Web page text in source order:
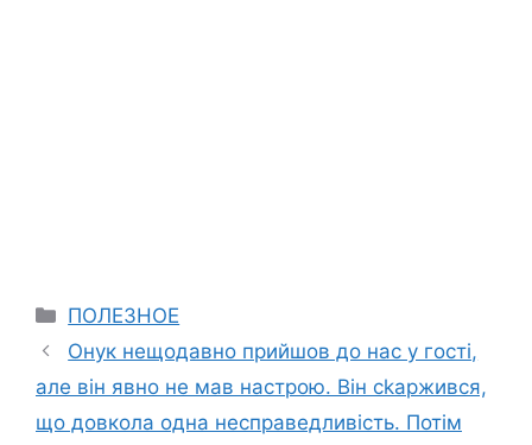
Categories
ПОЛЕЗНОЕ
Онук нещодавно прийшов до нас у гості,
але він явно не мав настрою. Він сkаржився,
що довкола одна несправедливість. Потім